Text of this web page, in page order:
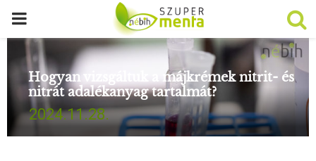
P
R
I
M
Hogyan vizsgáltuk a májkrémek nitrit- és
nitrát adalékanyag tartalmát?
2024.11.28.